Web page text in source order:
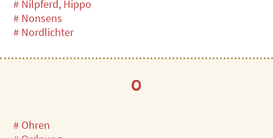
# Nilpferd, Hippo
# Nonsens
# Nordlichter
O
# Ohren